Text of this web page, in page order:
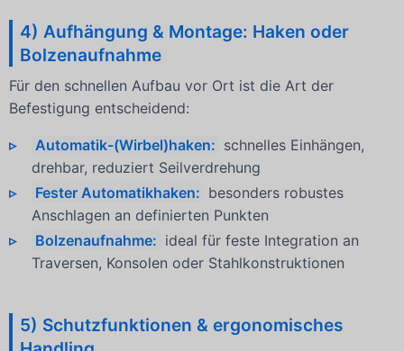
4) Aufhängung & Montage: Haken oder
Bolzenaufnahme
Für den schnellen Aufbau vor Ort ist die Art der
Befestigung entscheidend:
Automatik-(Wirbel)haken: schnelles Einhängen,
drehbar, reduziert Seilverdrehung
Fester Automatikhaken: besonders robustes
Anschlagen an definierten Punkten
Bolzenaufnahme: ideal für feste Integration an
Traversen, Konsolen oder Stahlkonstruktionen
5) Schutzfunktionen & ergonomisches